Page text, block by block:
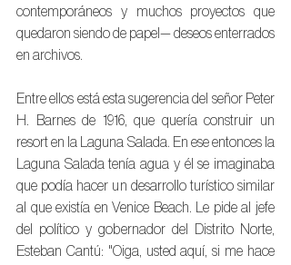
contemporáneos y muchos proyectos que
quedaron siendo de papel— deseos enterrados
en archivos.
Entre ellos está esta sugerencia del señor Peter
H. Barnes de 1916, que quería construir un
resort en la Laguna Salada. En ese entonces la
Laguna Salada tenía agua y él se imaginaba
que podía hacer un desarrollo turístico similar
al que existía en Venice Beach. Le pide al jefe
del político y gobernador del Distrito Norte,
Esteban Cantú: "Oiga, usted aquí, si me hace